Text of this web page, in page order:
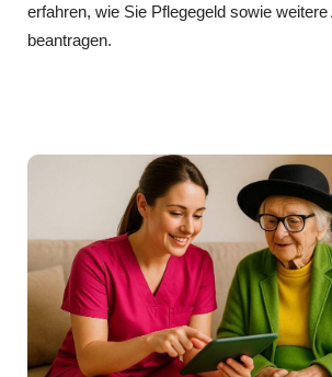
erfahren, wie Sie Pflegegeld sowie
beantragen.